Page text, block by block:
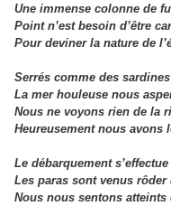
Une immense colonne de
Point n’est besoin d’être
Pour deviner la nature de
Serrés comme des
La mer houleuse nous
Nous ne voyons rien de la
Heureusement nous avons
Le débarquement
Les paras sont venus rôder
Nous nous sentons